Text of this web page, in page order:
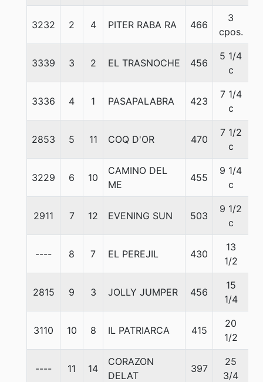
3232 2 4 PITER RABA RA 466
3
cpos.
3339 3 2 EL TRASNOCHE 456
5 1/4
c
3336 4 1 PASAPALABRA 423
7 1/4
c
2853 5 11 COQ D'OR 470
7 1/2
c
3229 6 10
CAMINO DEL
ME
455
9 1/4
c
2911 7 12 EVENING SUN 503
9 1/2
c
---- 8 7 EL PEREJIL 430
13
1/2
2815 9 3 JOLLY JUMPER 456
15
1/4
3110 10 8 IL PATRIARCA 415
20
1/2
---- 11 14
CORAZON
DELAT
397
25
3/4